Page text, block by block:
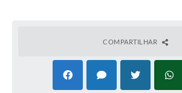
COMPARTILHAR